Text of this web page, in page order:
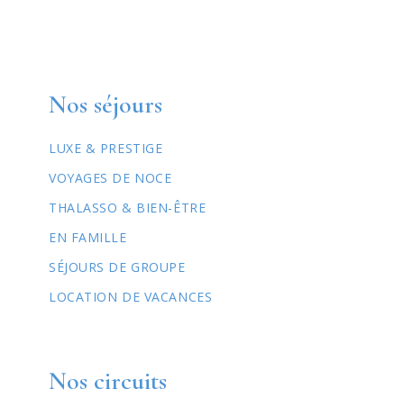
Nos séjours
LUXE & PRESTIGE
VOYAGES DE NOCE
THALASSO & BIEN-ÊTRE
EN FAMILLE
SÉJOURS DE GROUPE
LOCATION DE VACANCES
Nos circuits